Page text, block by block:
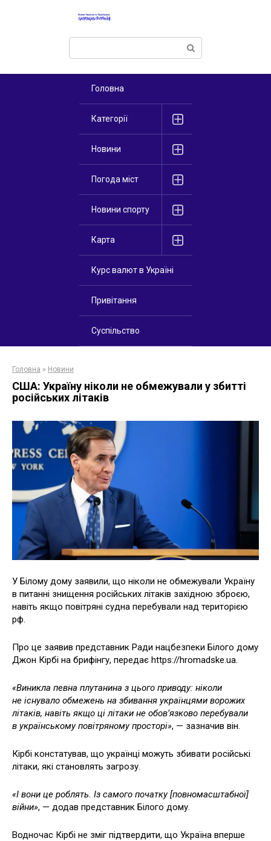
Поиск:
Головна
Категорії
Новини
Погода міст
Новини спорту
Карта
Курс валют в Україні
Привітання
Суспільство
Головна » Новини
США: Україну ніколи не обмежували у збитті
російських літаків
У Білому дому заявили, що ніколи не обмежували Україну
в питанні знищення російських літаків західною зброєю,
навіть якщо повітряні судна перебували над територією
рф.
Про це заявив представник Ради нацбезпеки Білого дому
Джон Кірбі на брифінгу, передає https://hromadske.ua.
«Виникла певна плутанина з цього приводу: ніколи
не існувало обмежень на збивання українцями ворожих
літаків, навіть якщо ці літаки не обов’язково перебували
в українському повітряному просторі», — зазначив він.
Кірбі констатував, що українці можуть збивати російські
літаки, які становлять загрозу.
«І вони це роблять. Із самого початку [повномасштабної]
війни», — додав представник Білого дому.
Водночас Кірбі не зміг підтвердити, що Україна вперше